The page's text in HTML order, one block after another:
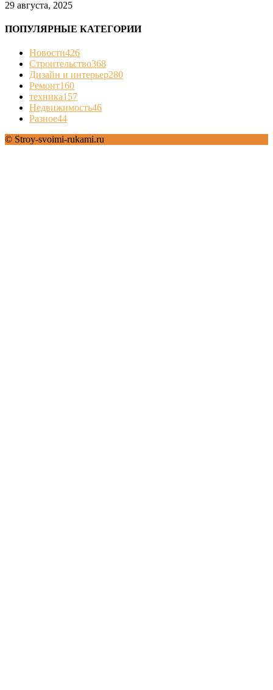
29 августа, 2025
ПОПУЛЯРНЫЕ КАТЕГОРИИ
Новости426
Строительство368
Дизайн и интерьер280
Ремонт160
техника157
Недвижимость46
Разное44
© Stroy-svoimi-rukami.ru